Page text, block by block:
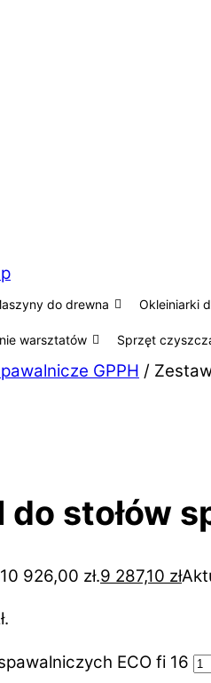
do drewna Okleiniarki
warsztatów Sprzęt
GPPH /
stołów
926,00 zł.9 287,10 zł
.
ECO fi 16